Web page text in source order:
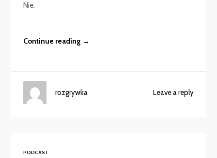
Nie.
Continue reading →
Leave a reply
rozgrywka
PODCAST